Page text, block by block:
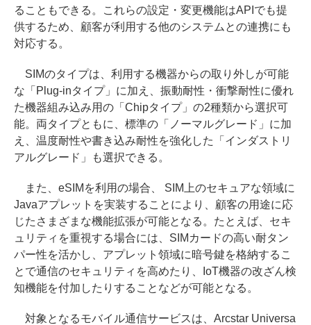
ることもできる。これらの設定・変更機能はAPIでも提
供するため、顧客が利用する他のシステムとの連携にも
対応する。
SIMのタイプは、利用する機器からの取り外しが可能
な「Plug-inタイプ」に加え、振動耐性・衝撃耐性に優れ
た機器組み込み用の「Chipタイプ」の2種類から選択可
能。両タイプともに、標準の「ノーマルグレード」に加
え、温度耐性や書き込み耐性を強化した「インダストリ
アルグレード」も選択できる。
また、eSIMを利用の場合、 SIM上のセキュアな領域に
Javaアプレットを実装することにより、顧客の用途に応
じたさまざまな機能拡張が可能となる。たとえば、セキ
ュリティを重視する場合には、SIMカードの高い耐タン
パー性を活かし、アプレット領域に暗号鍵を格納するこ
とで通信のセキュリティを高めたり、IoT機器の改ざん検
知機能を付加したりすることなどが可能となる。
対象となるモバイル通信サービスは、Arcstar Universa